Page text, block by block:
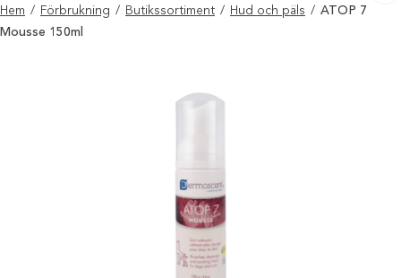
Hem / Förbrukning / Butikssortiment / Hud och päls / ATOP 7
Mousse 150ml